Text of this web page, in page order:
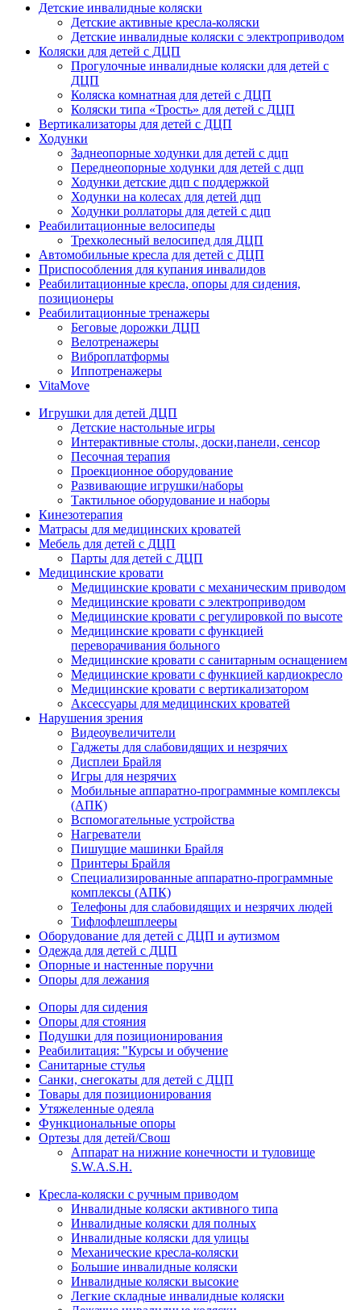
Детские инвалидные коляски
Детские активные кресла-коляски
Детские инвалидные коляски с электроприводом
Коляски для детей с ДЦП
Прогулочные инвалидные коляски для детей с
ДЦП
Коляска комнатная для детей с ДЦП
Коляски типа «Трость» для детей с ДЦП
Вертикализаторы для детей с ДЦП
Ходунки
Заднеопорные ходунки для детей с дцп
Переднеопорные ходунки для детей с дцп
Ходунки детские дцп с поддержкой
Ходунки на колесах для детей дцп
Ходунки роллаторы для детей с дцп
Реабилитационные велосипеды
Трехколесный велосипед для ДЦП
Автомобильные кресла для детей с ДЦП
Приспособления для купания инвалидов
Реабилитационные кресла, опоры для сидения,
позиционеры
Реабилитационные тренажеры
Беговые дорожки ДЦП
Велотренажеры
Виброплатформы
Иппотренажеры
VitaMove
Игрушки для детей ДЦП
Детские настольные игры
Интерактивные столы, доски,панели, сенсор
Песочная терапия
Проекционное оборудование
Развивающие игрушки/наборы
Тактильное оборудование и наборы
Кинезотерапия
Матрасы для медицинских кроватей
Мебель для детей с ДЦП
Парты для детей с ДЦП
Медицинские кровати
Медицинские кровати с механическим приводом
Медицинские кровати с электроприводом
Медицинские кровати с регулировкой по высоте
Медицинские кровати с функцией
переворачивания больного
Медицинские кровати с санитарным оснащением
Медицинские кровати с функцией кардиокресло
Медицинские кровати с вертикализатором
Аксессуары для медицинских кроватей
Нарушения зрения
Видеоувеличители
Гаджеты для слабовидящих и незрячих
Дисплеи Брайля
Игры для незрячих
Мобильные аппаратно-программные комплексы
(АПК)
Вспомогательные устройства
Нагреватели
Пишущие машинки Брайля
Принтеры Брайля
Специализированные аппаратно-программные
комплексы (АПК)
Телефоны для слабовидящих и незрячих людей
Тифлофлешплееры
Оборудование для детей с ДЦП и аутизмом
Одежда для детей с ДЦП
Опорные и настенные поручни
Опоры для лежания
Опоры для сидения
Опоры для стояния
Подушки для позиционирования
Реабилитация: "Курсы и обучение
Санитарные стулья
Санки, снегокаты для детей с ДЦП
Товары для позиционирования
Утяжеленные одеяла
Функциональные опоры
Ортезы для детей/Свош
Аппарат на нижние конечности и туловище
S.W.A.S.H.
Кресла-коляски с ручным приводом
Инвалидные коляски активного типа
Инвалидные коляски для полных
Инвалидные коляски для улицы
Механические кресла-коляски
Большие инвалидные коляски
Инвалидные коляски высокие
Легкие складные инвалидные коляски